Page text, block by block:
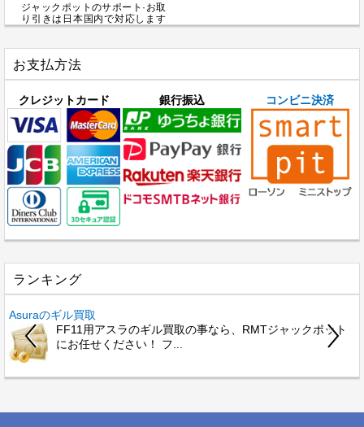
ジャックポットのサポート·お取
り引きは日本国内で対応します
お支払方法
クレジットカード 銀行振込 コンビニ決済
ランキング
Asuraのギル買取
FF11用アスラのギル買取の事なら、RMTジャックポット
にお任せください！ フ...